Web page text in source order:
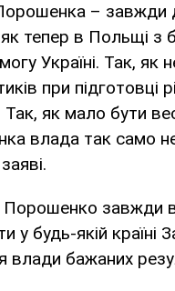
– завжди
як тепер в Польщі
Україні. Так,
при підготовці
як мало бути
влада так само
завжди
будь-якій країні
влади бажаних